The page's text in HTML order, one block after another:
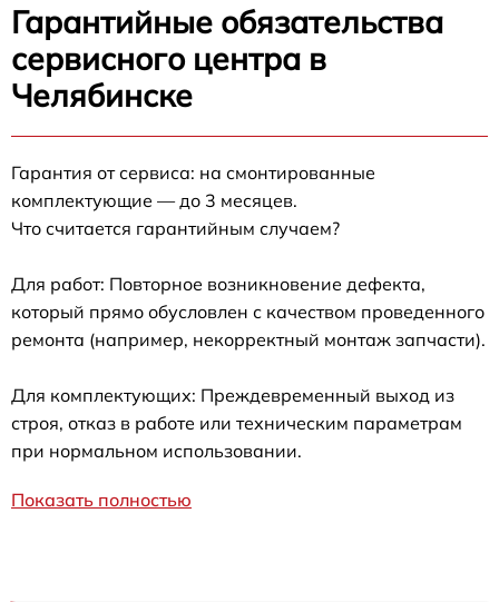
Гарантийные обязательства
сервисного центра в
Челябинске
Гарантия от сервиса: на смонтированные
комплектующие — до 3 месяцев.
Что считается гарантийным случаем?
Для работ: Повторное возникновение дефекта,
который прямо обусловлен с качеством проведенного
ремонта (например, некорректный монтаж запчасти).
Для комплектующих: Преждевременный выход из
строя, отказ в работе или техническим параметрам
при нормальном использовании.
Показать полностью